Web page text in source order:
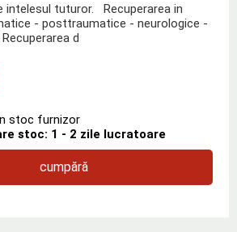
intelesul tuturor. Recuperarea in
- posttraumatice - neurologice -
d
stoc furnizor
stoc: 1 - 2 zile lucratoare
cumpără